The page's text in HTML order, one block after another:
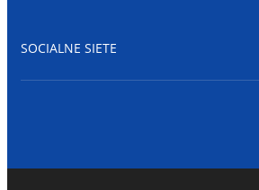
SOCIALNE SIETE